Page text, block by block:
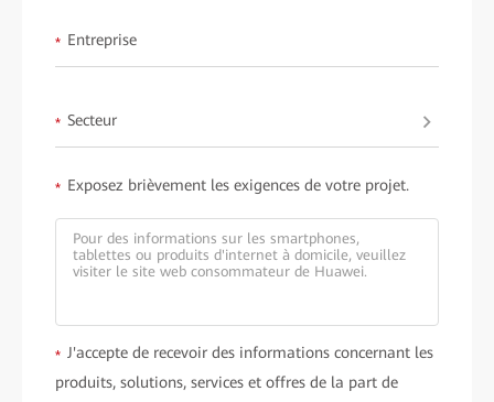
* Entreprise
* Secteur
* Exposez brièvement les exigences de votre projet.
* J'accepte de recevoir des informations concernant les
produits, solutions, services et offres de la part de